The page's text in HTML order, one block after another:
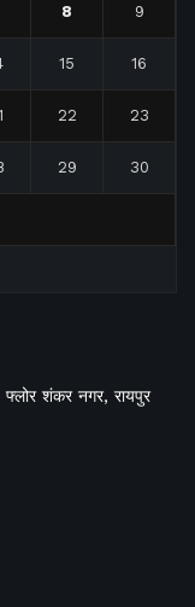
8 9
15 16
22 23
29 30
शंकर नगर, रायपुर